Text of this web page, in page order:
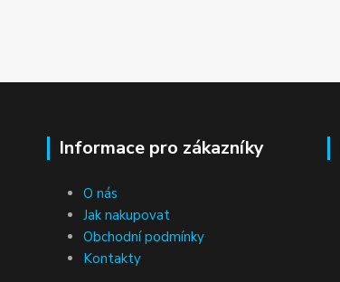
Informace pro zákazníky
O nás
Jak nakupovat
Obchodní podmínky
Kontakty